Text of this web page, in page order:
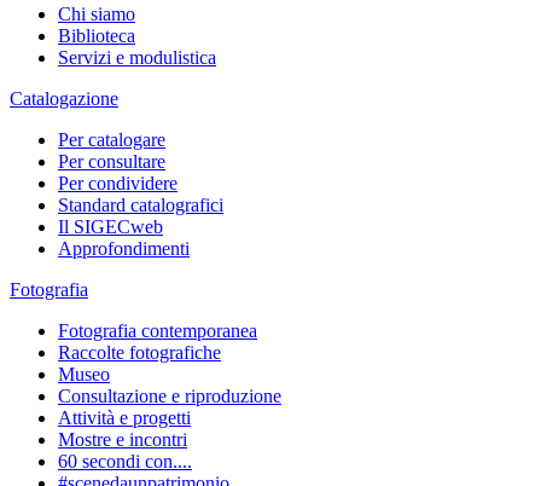
Chi siamo
Biblioteca
Servizi e modulistica
Catalogazione
Per catalogare
Per consultare
Per condividere
Standard catalografici
Il SIGECweb
Approfondimenti
Fotografia
Fotografia contemporanea
Raccolte fotografiche
Museo
Consultazione e riproduzione
Attività e progetti
Mostre e incontri
60 secondi con....